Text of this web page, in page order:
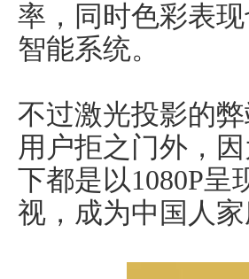
率，同时色彩表
智能系统。
不过激光投影的
用户拒之门外，
下都是以1080P
视，成为中国人